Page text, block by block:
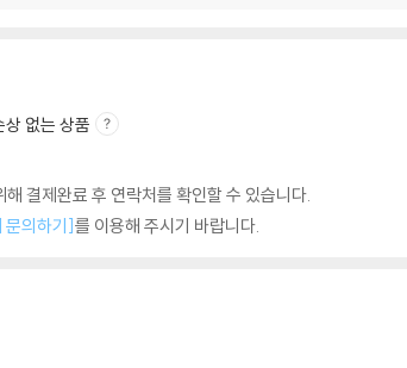
없는 상품
결제완료 후 연락처를 확인할 수 있습니다.
문의하기]를 이용해 주시기 바랍니다.